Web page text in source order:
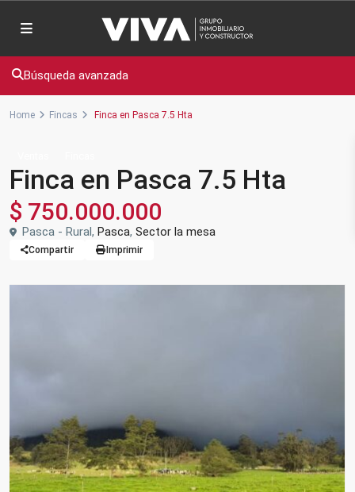
Búsqueda avanzada
Home Fincas Finca en Pasca 7.5 Hta
Finca en Pasca 7.5 Hta
$ 750.000.000
Pasca - Rural, Pasca, Sector la mesa
Compartir Imprimir